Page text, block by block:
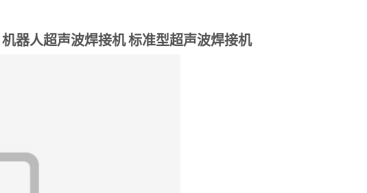
机器人超声波焊接机标准型超声波焊接机